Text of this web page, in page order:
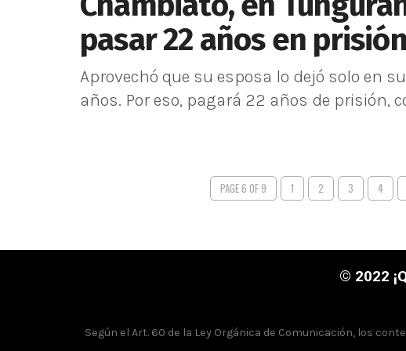
pasar 22 años en prisión
Aprovechó que su esposa lo dejó solo en
años. Por eso, pagará 22 años de prisión,
PAGE 6 OF 9 1 2 3 4
© 2022
Según el Art. 60 de la Ley Orgánica de Comunicación, los